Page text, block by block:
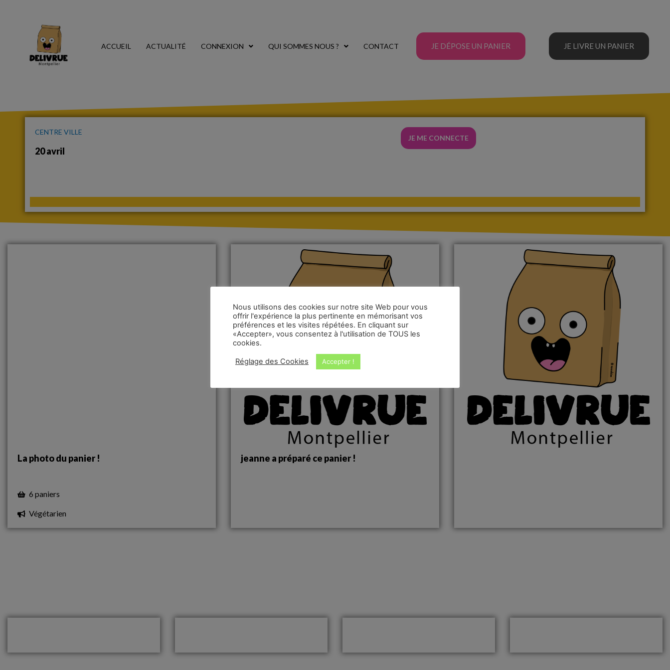
ACCUEIL ACTUALITÉ CONNEXION QUI SOMMES NOUS ? CONTACT JE DÉPOSE UN PANIER JE LIVRE UN PANIER
CENTRE VILLE
20 avril
JE ME CONNECTE
La photo du panier !
6 paniers
Végétarien
jeanne a préparé ce panier !
Nous utilisons des cookies sur notre site Web pour vous
offrir l'expérience la plus pertinente en mémorisant vos
préférences et les visites répétées. En cliquant sur
«Accepter», vous consentez à l'utilisation de TOUS les
cookies.
Réglage des Cookies Accepter !